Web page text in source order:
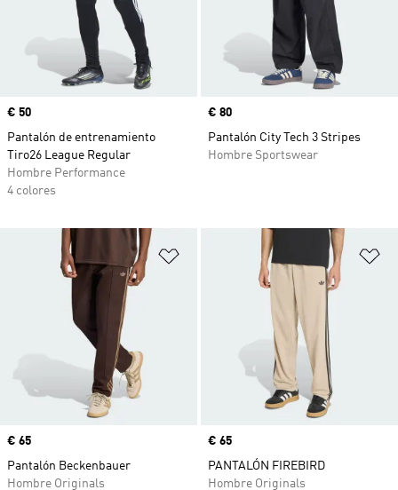
Precio
€ 50
Pantalón de entrenamiento
Tiro26 League Regular
Hombre Performance
4 colores
Precio
€ 80
Pantalón City Tech 3 Stripes
Hombre Sportswear
Añadir a la lista de deseos
Precio
€ 65
Pantalón Beckenbauer
Hombre Originals
Precio
€ 65
PANTALÓN FIREBIRD
Hombre Originals